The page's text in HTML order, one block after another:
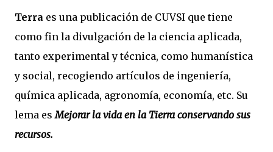
Terra es una publicación de CUVSI que tiene
como fin la divulgación de la ciencia aplicada,
tanto experimental y técnica, como humanística
y social, recogiendo artículos de ingeniería,
química aplicada, agronomía, economía, etc. Su
lema esMejorar la vida en la Tierra conservando sus
recursos.